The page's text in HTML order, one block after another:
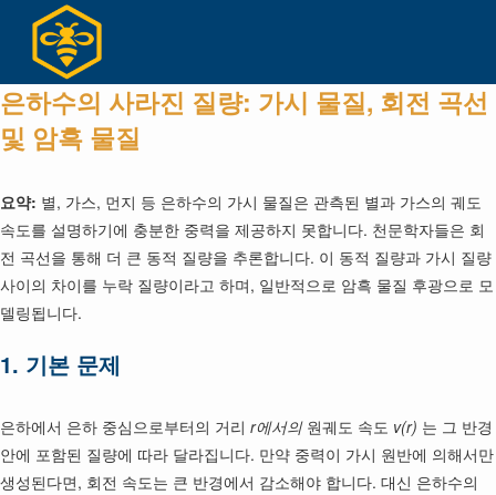
content
은하수의 사라진 질량: 가시 물질, 회전 곡선
및 암흑 물질
요약: 별, 가스, 먼지 등 은하수의 가시 물질은 관측된 별과 가스의 궤도
속도를 설명하기에 충분한 중력을 제공하지 못합니다. 천문학자들은 회
전 곡선을 통해 더 큰 동적 질량을 추론합니다. 이 동적 질량과 가시 질량
사이의 차이를 누락 질량이라고 하며, 일반적으로 암흑 물질 후광으로 모
델링됩니다.
1. 기본 문제
은하에서 은하 중심으로부터의 거리 r에서의원궤도 속도 v(r) 는 그 반경
안에 포함된 질량에 따라 달라집니다. 만약 중력이 가시 원반에 의해서만
생성된다면, 회전 속도는 큰 반경에서 감소해야 합니다. 대신 은하수의